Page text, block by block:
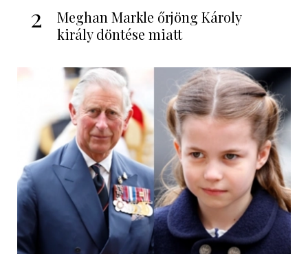
2
Meghan Markle őrjöng Károly
király döntése miatt